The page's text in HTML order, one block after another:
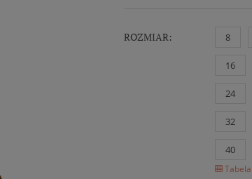
ROZMIAR: 8
16
24
32
40